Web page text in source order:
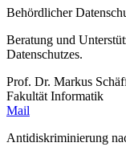
Behördlicher
Beratung und
Datenschutzes.
Prof. Dr. Markus
Fakultät Informatik
Mail
Antidiskriminierung